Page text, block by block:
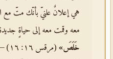
هي إعلانٌ علنيّ بأنّك متّ مع
معه وقمت معه إلى حياةٍ
خَلَصَ»